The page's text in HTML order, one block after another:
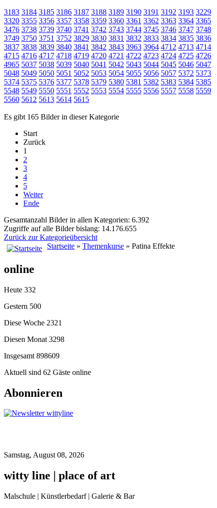
3183 3184 3185 3186 3187 3188 3189 3190 3191 3192 3193 3229
3320 3355 3356 3357 3358 3359 3360 3361 3362 3363 3364 3365
3476 3738 3739 3740 3741 3742 3743 3744 3745 3746 3747 3748
3749 3750 3751 3752 3829 3830 3831 3832 3833 3834 3835 3836
3837 3838 3839 3840 3841 3842 3843 3963 3964 4712 4713 4714
4715 4716 4717 4718 4719 4720 4721 4722 4723 4724 4725 4726
4965 5037 5038 5039 5040 5041 5042 5043 5044 5045 5046 5047
5048 5049 5050 5051 5052 5053 5054 5055 5056 5057 5372 5373
5374 5375 5376 5377 5378 5379 5380 5381 5382 5383 5384 5385
5548 5549 5550 5551 5552 5553 5554 5555 5556 5557 5558 5559
5560 5612 5613 5614 5615
Es gibt 165 Bilder in dieser Kategorie
Start
Zurück
1
2
3
4
5
Weiter
Ende
Gesamtanzahl Bilder in allen Kategorien: 6.392
Zugriffe auf alle Bilder bislang: 14.176.655
Zurück zur Kategorieübersicht
Startseite » Themenkurse » Patina Effekte
online
Heute 332
Gestern 500
Diese Woche 2321
Diesen Monat 3298
Insgesamt 898609
Aktuell sind 62 Gäste online
Abonnieren
Samstag, August 08, 2026
witty line | place of art
Malschule | Künstlerbedarf | Galerie & Bar